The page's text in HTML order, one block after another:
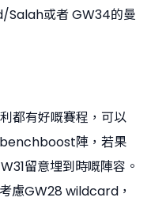
Salah或者 GW34的曼
都有好嘅賽程，可以
benchboost陣，若果
留意埋到時嘅陣容。
慮GW28 wildcard，